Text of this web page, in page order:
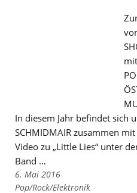
In diesem Jahr befindet sich
SCHMIDMAIR zusammen
Video zu „Little Lies“ unter
Band …
6. Mai 2016
Links
Pop/Rock/Elektronik